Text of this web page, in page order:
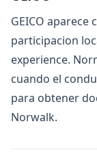
GEICO aparece
participacion
experience.
cuando el
para obtener
Norwalk.